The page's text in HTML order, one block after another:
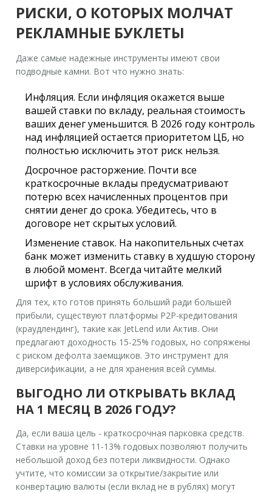
РИСКИ, О КОТОРЫХ МОЛЧАТ
РЕКЛАМНЫЕ БУКЛЕТЫ
Даже самые надежные инструменты имеют свои
подводные камни. Вот что нужно знать:
Инфляция. Если инфляция окажется выше
вашей ставки по вкладу, реальная стоимость
ваших денег уменьшится. В 2026 году контроль
над инфляцией остается приоритетом ЦБ, но
полностью исключить этот риск нельзя.
Досрочное расторжение. Почти все
краткосрочные вклады предусматривают
потерю всех начисленных процентов при
снятии денег до срока. Убедитесь, что в
договоре нет скрытых условий.
Изменение ставок. На накопительных счетах
банк может изменить ставку в худшую сторону
в любой момент. Всегда читайте мелкий
шрифт в условиях обслуживания.
Для тех, кто готов принять больший ради большей
прибыли, существуют платформы P2P-кредитования
(краудлендинг), такие как JetLend или Актив. Они
предлагают доходность 15-25% годовых, но сопряжены
с риском дефолта заемщиков. Это инструмент для
диверсификации, а не для хранения всей суммы.
ВЫГОДНО ЛИ ОТКРЫВАТЬ ВКЛАД
НА 1 МЕСЯЦ В 2026 ГОДУ?
Да, если ваша цель - краткосрочная парковка средств.
Ставки на уровне 11-13% годовых позволяют получить
небольшой доход без потери ликвидности. Однако
учтите, что комиссии за открытие/закрытие или
конвертацию валюты (если вклад не в рублях) могут